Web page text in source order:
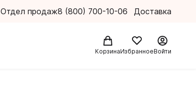
Отдел продаж8 (800) 700-10-06 Доставка
КорзинаИзбранноеВойти